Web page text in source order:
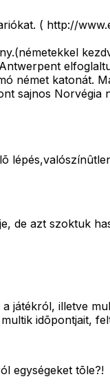
( http://
német katonát.
sajnos Norvégia
de azt szoktuk
játékról, illetve
idõpontjait,
egységeket tõle?!